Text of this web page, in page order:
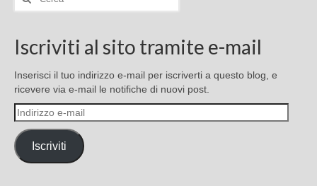
Iscriviti al sito tramite e-mail
Inserisci il tuo indirizzo e-mail per iscriverti a questo blog, e
ricevere via e-mail le notifiche di nuovi post.
Indirizzo
e-
mail
Iscriviti